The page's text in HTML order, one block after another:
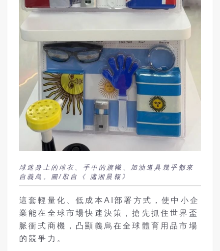
球迷身上的球衣、手中的旗幟、加油道具幾乎都來
自義烏。圖/取自《 瀟湘晨報》
這套輕量化、低成本AI部署方式，使中小企
業能在全球市場快速決策，搶先抓住世界盃
脈衝式商機，凸顯義烏在全球體育用品市場
的競爭力。